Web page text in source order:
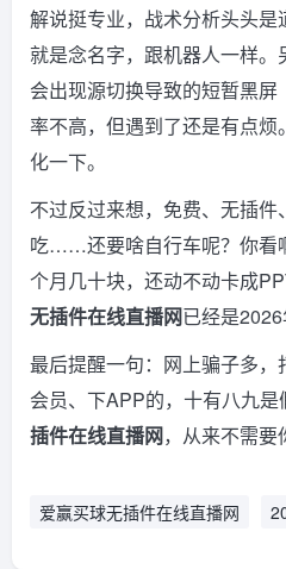
解说挺专业，战术分析头头
就是念名字，跟机器人一样
会出现源切换导致的短暂黑
率不高，但遇到了还是有点
化一下。
不过反过来想，免费、无插
吃……还要啥自行车呢？你看
个月几十块，还动不动卡成
无插件在线直播网已经是2026
最后提醒一句：网上骗子多，
会员、下APP的，十有八九是
插件在线直播网，从来不需要
爱赢买球无插件在线直播网